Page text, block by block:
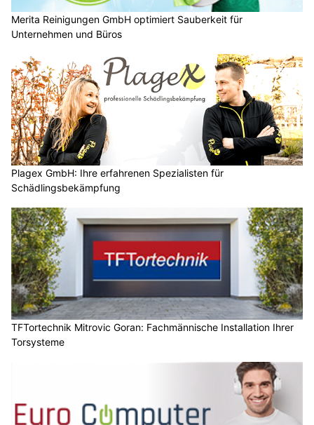
Merita Reinigungen GmbH optimiert Sauberkeit für
Unternehmen und Büros
Plagex GmbH: Ihre erfahrenen Spezialisten für
Schädlingsbekämpfung
TFTortechnik Mitrovic Goran: Fachmännische Installation Ihrer
Torsysteme